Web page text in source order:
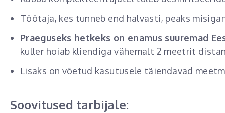
Töötaja, kes tunneb end halvasti, peaks
Praeguseks hetkeks on enamus suuremad
kuller hoiab kliendiga vähemalt 2 meetrit
Lisaks on võetud kasutusele täiendavad
Soovitused tarbijale: